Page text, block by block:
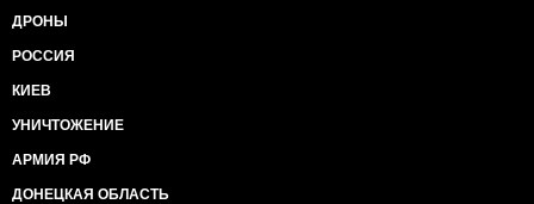
ДРОНЫ
РОССИЯ
КИЕВ
УНИЧТОЖЕНИЕ
АРМИЯ РФ
ДОНЕЦКАЯ ОБЛАСТЬ